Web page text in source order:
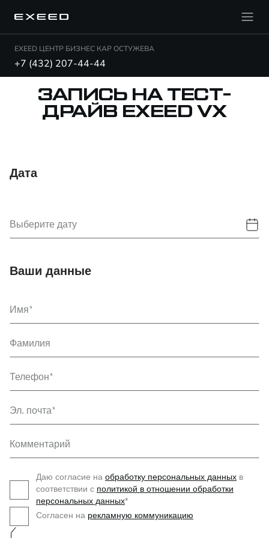
EXEED ЦЕНТР БИЗНЕС КАР ОСТУЖЕВА
+7 (432) 207-44-44
ЗАПИСЬ НА ТЕСТ-
ДРАЙВ EXEED VX
Дата
Выберите дату
Ваши данные
Имя
Фамилия
Телефон
Эл. почта
Комментарий
Даю согласие на обработку персональных данных в
соответствии с политикой в отношении обработки
персональных данных*
Согласен на рекламную коммуникацию